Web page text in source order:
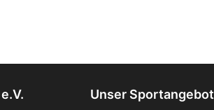
Unser Sportangebot